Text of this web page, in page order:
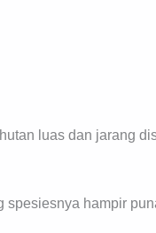
luas dan jarang
spesiesnya hampir